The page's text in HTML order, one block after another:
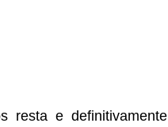
resta e definitivamente